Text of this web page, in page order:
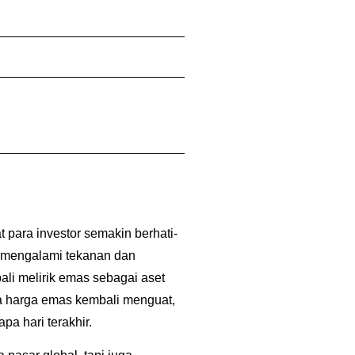
para investor semakin berhati-
tekanan dan
melirik emas sebagai aset
harga emas kembali menguat,
hari terakhir.